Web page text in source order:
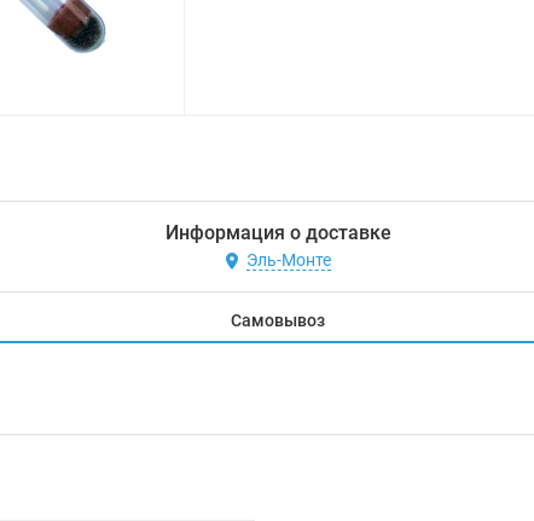
Информация о доставке
Эль-Монте
Самовывоз